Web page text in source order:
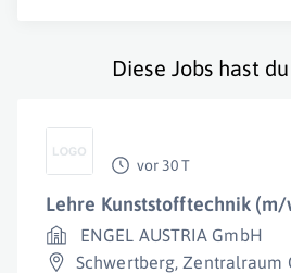
Diese Jobs hast
vor 30 T
Lehre Kunststofftechnik
ENGEL AUSTRIA GmbH
Schwertberg, Zentralraum